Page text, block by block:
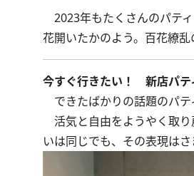
2023年もたくさんのパテ
花開いたかのよう。百花繚
今すぐ行きたい！ 新店パテ
できたばかりの話題のパテ
活気と自由をようやく取り
いは同じでも、その表現は